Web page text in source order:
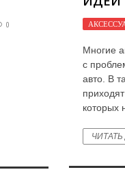
0
Многие
с
авто. В
которых